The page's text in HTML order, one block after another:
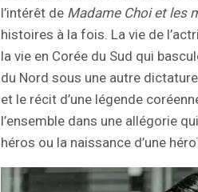
l’intérêt de Madame Choi et les
histoires à la fois. La vie de
la vie en Corée du Sud qui
du Nord sous une autre
et le récit d’une légende
l’ensemble dans une allégorie
héros ou la naissance d’une